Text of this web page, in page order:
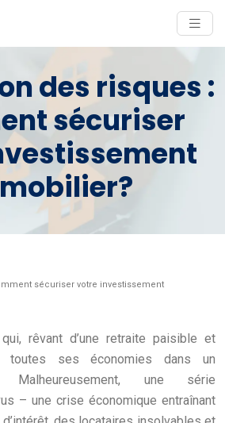
des risques :
sécuriser
sécuriser votre investissement
rêvant d’une retraite paisible et
toutes ses économies dans un
Malheureusement, une série
– une crise économique entraînant